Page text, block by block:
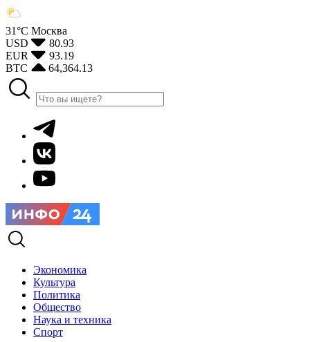
31°С Москва
USD
80.93
EUR
93.19
BTC
64,364.13
Экономика
Культура
Политика
Общество
Наука и техника
Спорт